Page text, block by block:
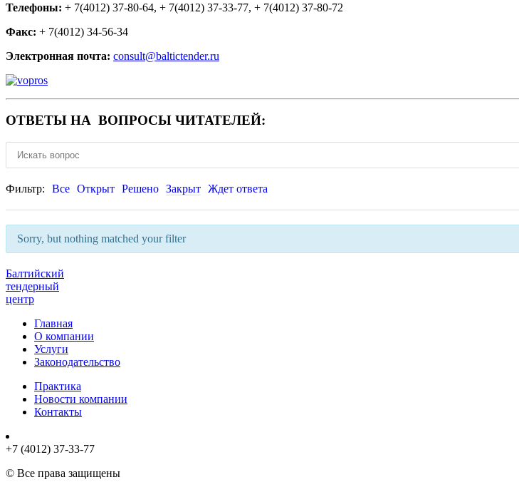
Телефоны: + 7(4012) 37-80-64, + 7(4012) 37-33-77, + 7(4012) 37-80-72
Факс: + 7(4012) 34-56-34
Электронная почта: consult@baltictender.ru
ОТВЕТЫ НА ВОПРОСЫ ЧИТАТЕЛЕЙ:
Фильтр: Все Открыт Решено Закрыт Ждет ответа
Sorry, but nothing matched your filter
Балтийский
тендерный
центр
Главная
О компании
Услуги
Законодательство
Практика
Новости компании
Контакты
+7 (4012) 37-33-77
© Все права защищены